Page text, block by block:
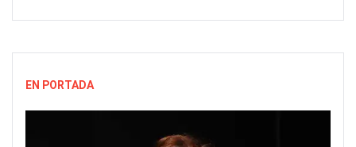
EN PORTADA